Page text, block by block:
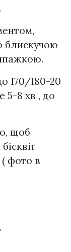
блискучою
170/180-20
5-8 хв , до
щоб
фото в